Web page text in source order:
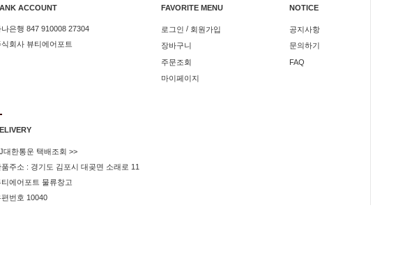
ACCOUNT
나은행 847 910008 27304
식회사 뷰티에어포트
대한통운 택배조회 >>
품주소 : 경기도 김포시 대곶면 소래로 11
티에어포트 물류창고
편번호 10040
FAVORITE MENU
로그인 / 회원가입
장바구니
주문조회
마이페이지
NOTICE
공지사항
문의하기
FAQ